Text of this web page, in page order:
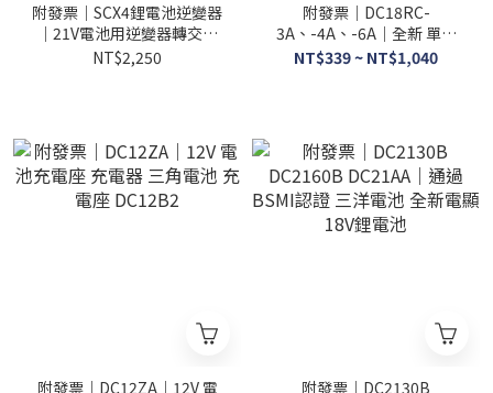
附發票｜SCX4鋰電池逆變器
｜21V電池用逆變器轉交流
110V 牧田逆變器 通牧田電
NT$2,250
附發票｜DC18RC-
3A、-4A、-6A｜全新 單充
快充 充電器3A、4A、6A。
NT$339 ~ NT$1,040
附發票｜DC12ZA｜12V 電 附發票｜DC2130B